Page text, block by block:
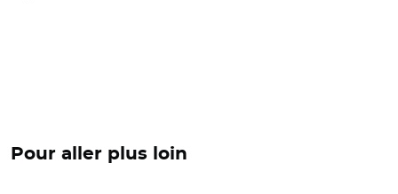
Pour aller plus loin